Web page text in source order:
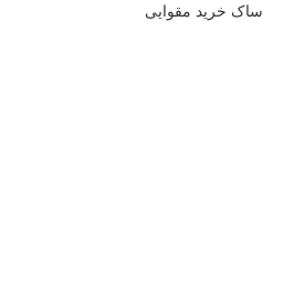
ساک خرید مقوایی